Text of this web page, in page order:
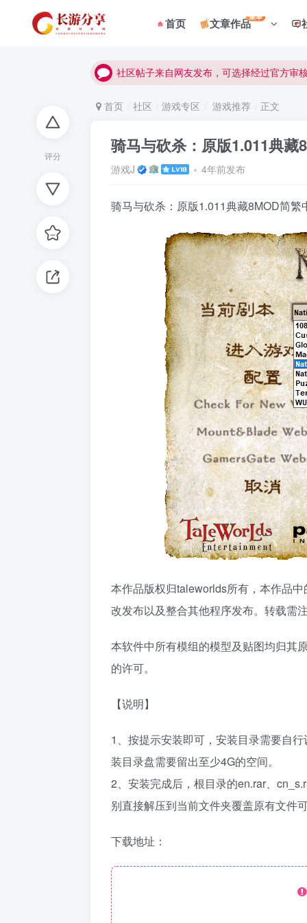
首页 文章作品菜单
评分
社区帖子来自网友发布，可选择经过官方审
社区帖子来自网友发布，可选择经过官方审
首页 社区 游戏专区 游戏推荐 正文
骑马与砍杀：原版1.011典藏
游戏J 4年前发布
骑马与砍杀：原版1.011典藏8MOD简繁
本作品版权归taleworlds所有，本作品
改发布以及整合其他程序发布。转载需
本软件中所有模组的模型及贴图均归其
的许可。
【说明】
1、按提示安装即可，安装目录需要自
装目录盘需要留出至少4G的空间。
2、安装完成后，根目录的en.rar、
别直接解压到当前文件夹覆盖原有文件
下载地址：